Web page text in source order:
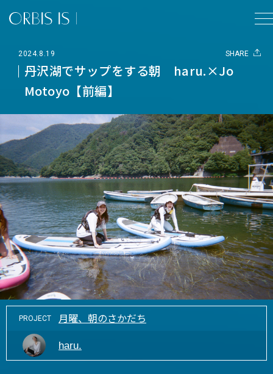
2024.8.19 SHARE
丹沢湖でサップをする朝 haru.×Jo
Motoyo【前編】
PROJECT 月曜、朝のさかだち
haru.